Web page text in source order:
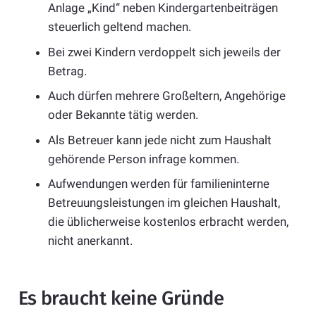
Anlage „Kind“ neben Kindergartenbeiträgen
steuerlich geltend machen.
Bei zwei Kindern verdoppelt sich jeweils der
Betrag.
Auch dürfen mehrere Großeltern, Angehörige
oder Bekannte tätig werden.
Als Betreuer kann jede nicht zum Haushalt
gehörende Person infrage kommen.
Aufwendungen werden für familieninterne
Betreuungsleistungen im gleichen Haushalt,
die üblicherweise kostenlos erbracht werden,
nicht anerkannt.
Es braucht keine Gründe